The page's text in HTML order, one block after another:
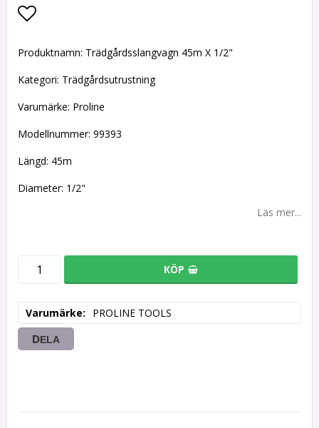
Lägg till i favoritlistan
Produktnamn: Trädgårdsslangvagn 45m X 1/2"
Kategori: Trädgårdsutrustning
Varumärke: Proline
Modellnummer: 99393
Längd: 45m
Diameter: 1/2"
Läs mer...
KÖP
Varumärke PROLINE TOOLS
DELA